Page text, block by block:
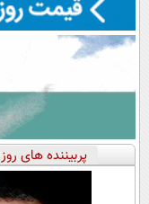
پربیننده های روز